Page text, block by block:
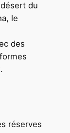
du
le
des
réserves